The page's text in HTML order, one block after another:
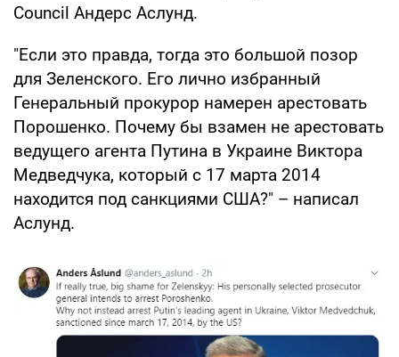
Council Андерс Аслунд.
"Если это правда, тогда это большой позор
для Зеленского. Его лично избранный
Генеральный прокурор намерен арестовать
Порошенко. Почему бы взамен не арестовать
ведущего агента Путина в Украине Виктора
Медведчука, который с 17 марта 2014
находится под санкциями США?" – написал
Аслунд.